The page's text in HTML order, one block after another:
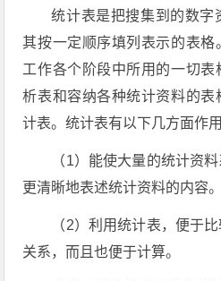
统计表是把搜集到的数字
其按一定顺序填列表示的表
工作各个阶段中所用的一切表
析表和容纳各种统计资料的
计表。统计表有以下几方面作用
（1）能使大量的统计资
更清晰地表述统计资料的内容。
（2）利用统计表，便于
关系，而且也便于计算。